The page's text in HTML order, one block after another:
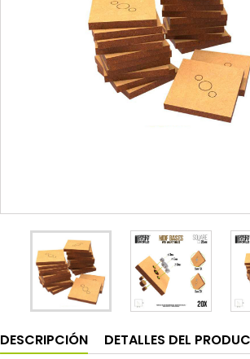
DESCRIPCIÓN DETALLES DEL